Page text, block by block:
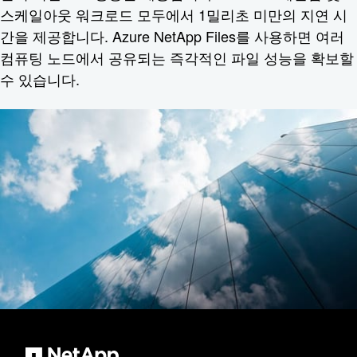
스케일아웃 워크로드 모두에서 1밀리초 미만의 지연 시
간을 제공합니다. Azure NetApp Files를 사용하면 여러
컴퓨팅 노드에서 공유되는 즉각적인 파일 성능을 확보할
수 있습니다.